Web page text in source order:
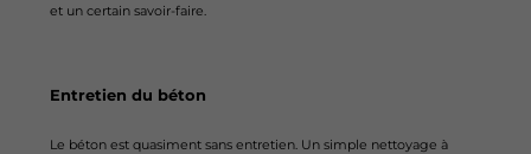
et un certain savoir-faire.
Entretien du béton
Le béton est quasiment sans entretien. Un simple nettoyage à